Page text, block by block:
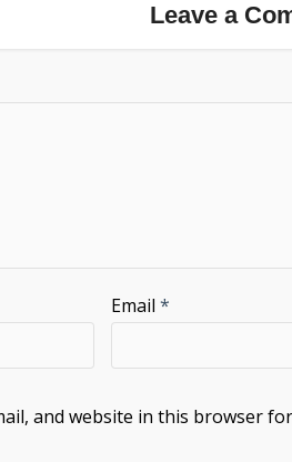
Leave a
Email *
and website in this browser